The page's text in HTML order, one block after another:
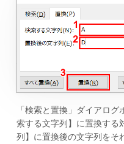
「検索と置換」ダイアロ
索する文字列】に置換す
列】に置換後の文字列を